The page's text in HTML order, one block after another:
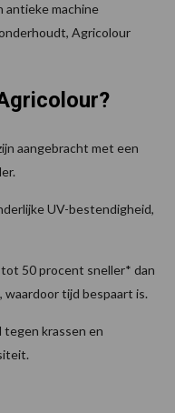
antieke machine
Agricolour
aangebracht met een
UV-bestendigheid,
50 procent sneller* dan
waardoor tijd bespaart is.
krassen en